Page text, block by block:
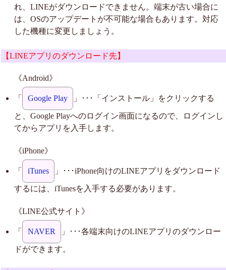
れ、LINEがダウンロードできません。端末が古い場合に
は、OSのアップデートが不可能な場合もあります。対応
した機種に変更しましょう。
【LINEアプリのダウンロード先】
《Android》
「 Google Play 」･･･「インストール」をクリックする
と、Google Playへのログイン画面になるので、ログインし
てからアプリを入手します。
《iPhone》
「 iTunes 」･･･iPhone向けのLINEアプリをダウンロード
するには、iTunesを入手する必要があります。
《LINE公式サイト》
「 NAVER 」･･･各端末向けのLINEアプリのダウンロー
ドができます。